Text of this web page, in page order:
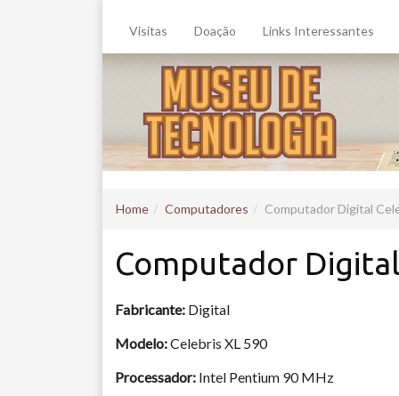
Visitas Doação Links Interessantes
Home Computadores Computador Digital
Computador
Fabricante:Digital
Modelo:Celebris XL 590
Processador:Intel Pentium 90 MHz